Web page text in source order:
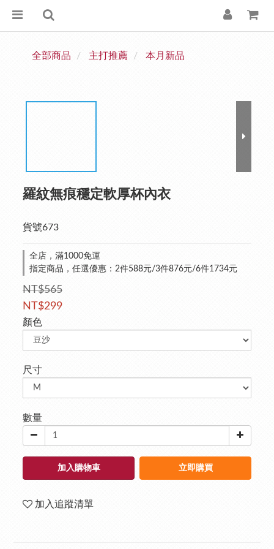
全部商品 主打推薦 本月新品
羅紋無痕穩定軟厚杯內衣
貨號673
全店，滿1000免運
指定商品，任選優惠：2件588元/3件876元/6件1734元
NT$565
NT$299
顏色
尺寸
數量
加入購物車 立即購買
加入追蹤清單